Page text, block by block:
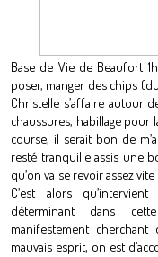
Base de Vie de Beaufort
poser, manger des chips
Christelle s’affaire autour
chaussures, habillage pour
course, il serait bon de
resté tranquille assis une
qu’on va se revoir assez
C’est alors
déterminant dans
manifestement
mauvais esprit, on est